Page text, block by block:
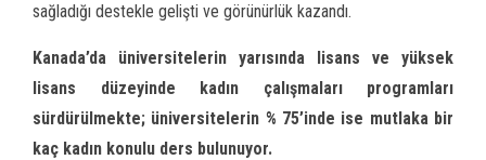
sağladığı destekle gelişti ve görünürlük kazandı.
Kanada’da üniversitelerin yarısında lisans ve yüksek
lisans düzeyinde kadın çalışmaları programları
sürdürülmekte; üniversitelerin % 75’inde ise mutlaka bir
kaç kadın konulu ders bulunuyor.